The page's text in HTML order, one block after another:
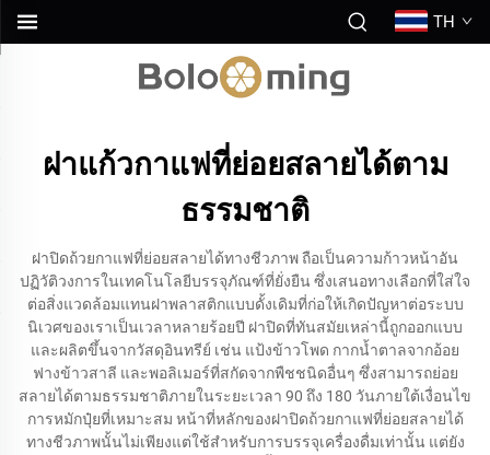
TH
ฝาแก้วกาแฟที่ย่อยสลายได้ตาม
ธรรมชาติ
ฝาปิดถ้วยกาแฟที่ย่อยสลายได้ทางชีวภาพ ถือเป็นความก้าวหน้าอัน
ปฏิวัติวงการในเทคโนโลยีบรรจุภัณฑ์ที่ยั่งยืน ซึ่งเสนอทางเลือกที่ใส่ใจ
ต่อสิ่งแวดล้อมแทนฝาพลาสติกแบบดั้งเดิมที่ก่อให้เกิดปัญหาต่อระบบ
นิเวศของเราเป็นเวลาหลายร้อยปี ฝาปิดที่ทันสมัยเหล่านี้ถูกออกแบบ
และผลิตขึ้นจากวัสดุอินทรีย์ เช่น แป้งข้าวโพด กากน้ำตาลจากอ้อย
ฟางข้าวสาลี และพอลิเมอร์ที่สกัดจากพืชชนิดอื่นๆ ซึ่งสามารถย่อย
สลายได้ตามธรรมชาติภายในระยะเวลา 90 ถึง 180 วันภายใต้เงื่อนไข
การหมักปุ๋ยที่เหมาะสม หน้าที่หลักของฝาปิดถ้วยกาแฟที่ย่อยสลายได้
ทางชีวภาพนั้นไม่เพียงแต่ใช้สำหรับการบรรจุเครื่องดื่มเท่านั้น แต่ยัง